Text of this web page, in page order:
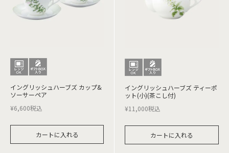
イングリッシュハーブズ カップ&
ソーサーペア
¥6,600税込
カートに入れる
イングリッシュハーブズ ティーポ
ット(小)(茶こし付)
¥11,000税込
カートに入れる